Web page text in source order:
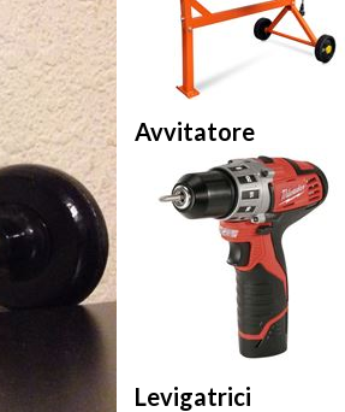
Avvitatore
Levigatrici